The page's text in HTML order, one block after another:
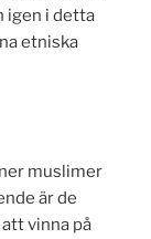
igen i detta
etniska
muslimer
är de
vinna på